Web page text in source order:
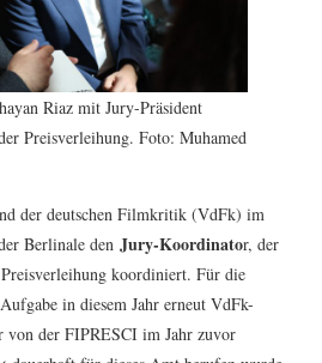
Riaz mit Jury-Präsident
Preisverleihung. Foto: Muhamed
der deutschen Filmkritik (VdFk) im
Berlinale denJury-Koordinator, der
koordiniert. Für die
in diesem Jahr erneut VdFk-
von der FIPRESCI im Jahr zuvor